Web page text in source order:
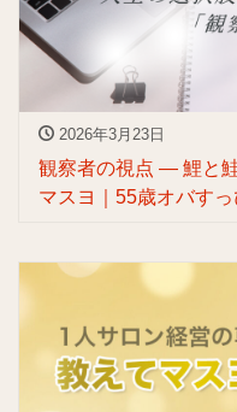
2026年3月23日
観察者の視点 — 鯉と
マスヨ｜55歳オバす